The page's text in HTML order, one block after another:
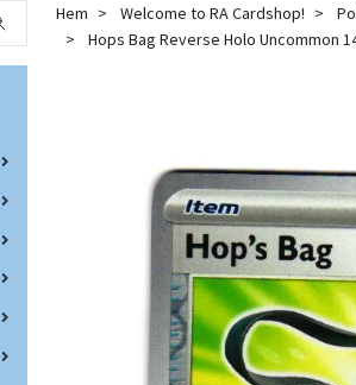
Hem Welcome to RA Cardshop!
Hops Bag Reverse Holo Uncommon